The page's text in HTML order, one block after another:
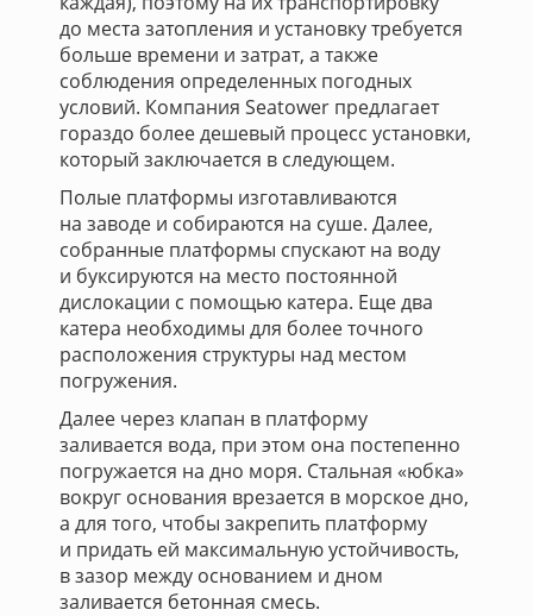
до места затопления и установку требуется
больше времени и затрат, а также
соблюдения определенных погодных
условий. Компания Seatower предлагает
гораздо более дешевый процесс установки,
который заключается в следующем.
Полые платформы изготавливаются
на заводе и собираются на суше. Далее,
собранные платформы спускают на воду
и буксируются на место постоянной
дислокации с помощью катера. Еще два
катера необходимы для более точного
расположения структуры над местом
погружения.
Далее через клапан в платформу
заливается вода, при этом она постепенно
погружается на дно моря. Стальная «юбка»
вокруг основания врезается в морское дно,
а для того, чтобы закрепить платформу
и придать ей максимальную устойчивость,
в зазор между основанием и дном
заливается бетонная смесь.